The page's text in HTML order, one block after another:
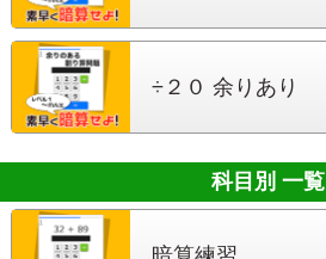
÷２０ 余りあり
科目別 一覧